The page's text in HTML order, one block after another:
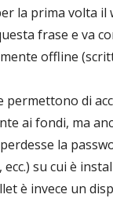
la prima volta
frase e va
offline
permettono di
ai fondi, ma
la
su cui è
è invece un